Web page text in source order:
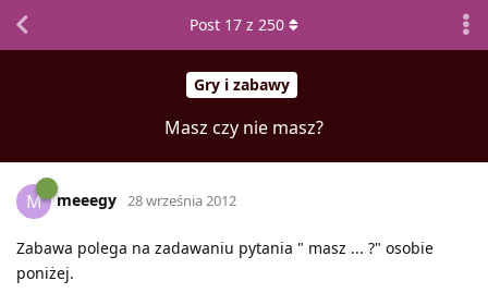
Gry i zabawy
Masz czy nie masz?
Post 17 z 250
M meeegy 28 września 2012
Zabawa polega na zadawaniu pytania " masz ... ?" osobie
poniżej.